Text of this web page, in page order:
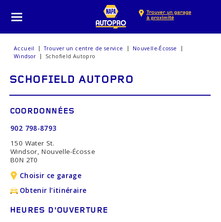
Trouver un garage
à proximité
Accueil Trouver un centre de service
Nouvelle-Écosse
Windsor
Schofield Autopro
SCHOFIELD AUTOPRO
COORDONNÉES
902 798-8793
150 Water St.
Windsor, Nouvelle-Écosse
B0N 2T0
Choisir ce garage
Obtenir l’itinéraire
HEURES D’OUVERTURE